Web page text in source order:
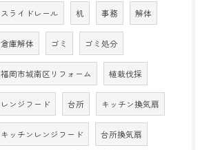
スライドレール 机 事務 解体
倉庫解体 ゴミ ゴミ処分
福岡市城南区リフォーム 植栽伐採
レンジフード 台所 キッチン換気扇
キッチンレンジフード 台所換気扇